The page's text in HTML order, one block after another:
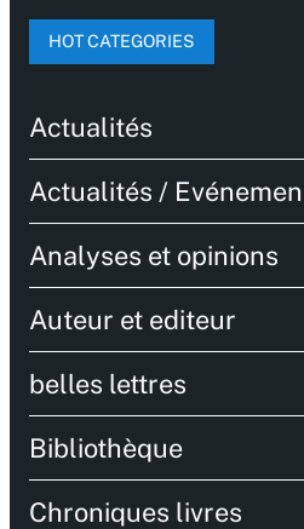
HOT CATEGORIES
Actualités
Actualités /
Analyses et opinions
Auteur et editeur
belles lettres
Bibliothèque
Chroniques livres